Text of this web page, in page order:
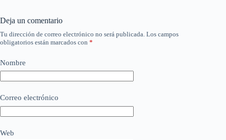
Deja un comentario
Tu dirección de correo electrónico no será publicada. Los campos
obligatorios están marcados con *
Nombre
Correo electrónico
Web